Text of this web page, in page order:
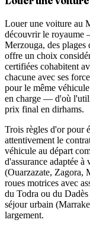
Louer une voiture au
découvrir le royaume
Merzouga, des plages
offre un choix
certifiées cohabitent
chacune avec ses
pour le même
en charge — d'où
prix final en dirhams.
Trois règles d'or pour
attentivement le
véhicule au départ
d'assurance adaptée
(Ouarzazate, Zagora,
roues motrices avec
du Todra ou du
séjour urbain
largement.